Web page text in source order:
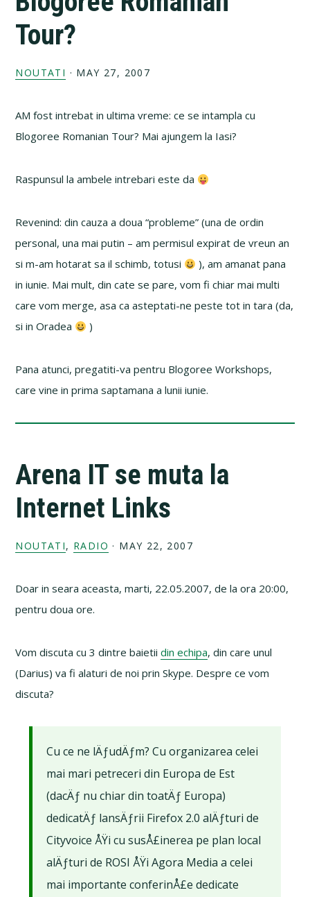
Tour?
NOUTATI · MAY 27, 2007
AM fost intrebat in ultima vreme: ce se intampla cu
Blogoree Romanian Tour? Mai ajungem la Iasi?
Raspunsul la ambele intrebari este da
Revenind: din cauza a doua “probleme” (una de ordin
personal, una mai putin – am permisul expirat de vreun an
si m-am hotarat sa il schimb, totusi
), am amanat pana
in iunie. Mai mult, din cate se pare, vom fi chiar mai multi
care vom merge, asa ca asteptati-ne peste tot in tara (da,
si in Oradea
)
Pana atunci, pregatiti-va pentru Blogoree Workshops,
care vine in prima saptamana a lunii iunie.
Arena IT se muta la
Internet Links
NOUTATI, RADIO · MAY 22, 2007
Doar in seara aceasta, marti, 22.05.2007, de la ora 20:00,
pentru doua ore.
Vom discuta cu 3 dintre baietiidin echipa, din care unul
(Darius) va fi alaturi de noi prin Skype. Despre ce vom
discuta?
Cu ce ne lÄƒudÄƒm? Cu organizarea celei
mai mari petreceri din Europa de Est
(dacÄƒ nu chiar din toatÄƒ Europa)
dedicatÄƒ lansÄƒrii Firefox 2.0 alÄƒturi de
Cityvoice ÅŸi cu susÅ£inerea pe plan local
alÄƒturi de ROSI ÅŸi Agora Media a celei
mai importante conferinÅ£e dedicate